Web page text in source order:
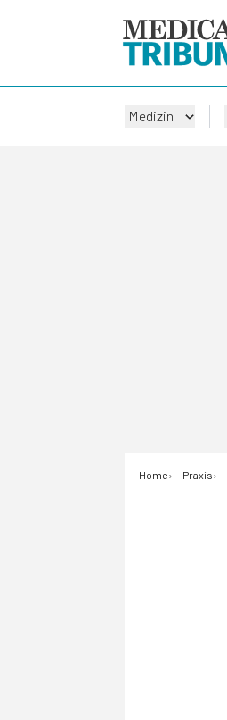
Medizin
Home Praxis